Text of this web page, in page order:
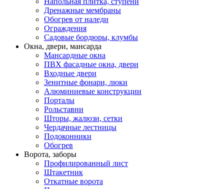
Дренажные мембраны
Обогрев от наледи
Ограждения
Садовые бордюры, клумбы
Окна, двери, мансарда
Мансардные окна
ПВХ фасадные окна, двери
Входные двери
Зенитные фонари, люки
Алюминиевые конструкции
Порталы
Рольставни
Шторы, жалюзи, сетки
Чердачные лестницы
Подоконники
Обогрев
Ворота, заборы
Профилированный лист
Штакетник
Откатные ворота